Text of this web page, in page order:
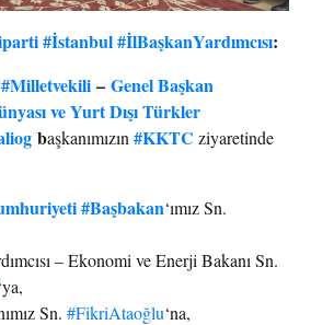
#İstanbul#İlBaşkanYardımcısı:
#Milletvekili – Genel Başkan
ve Yurt Dışı Türkler
başkanımızın #KKTC ziyaretinde
#Başbakan‘ımız Sn.
– Ekonomi ve Enerji Bakanı Sn.
‘ya,
Sn. #FikriAtaoğlu‘na,